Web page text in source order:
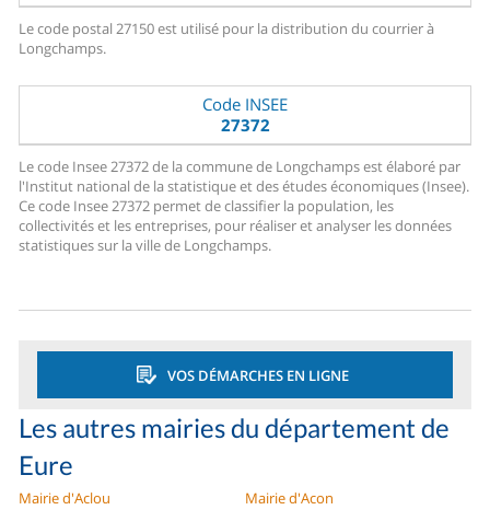
Le code postal 27150 est utilisé pour la distribution du courrier à
Longchamps.
Code INSEE
27372
Le code Insee 27372 de la commune de Longchamps est élaboré par
l'Institut national de la statistique et des études économiques (Insee).
Ce code Insee 27372 permet de classifier la population, les
collectivités et les entreprises, pour réaliser et analyser les données
statistiques sur la ville de Longchamps.
VOS DÉMARCHES EN LIGNE
Les autres mairies du département de
Eure
Mairie d'Aclou
Mairie d'Acon